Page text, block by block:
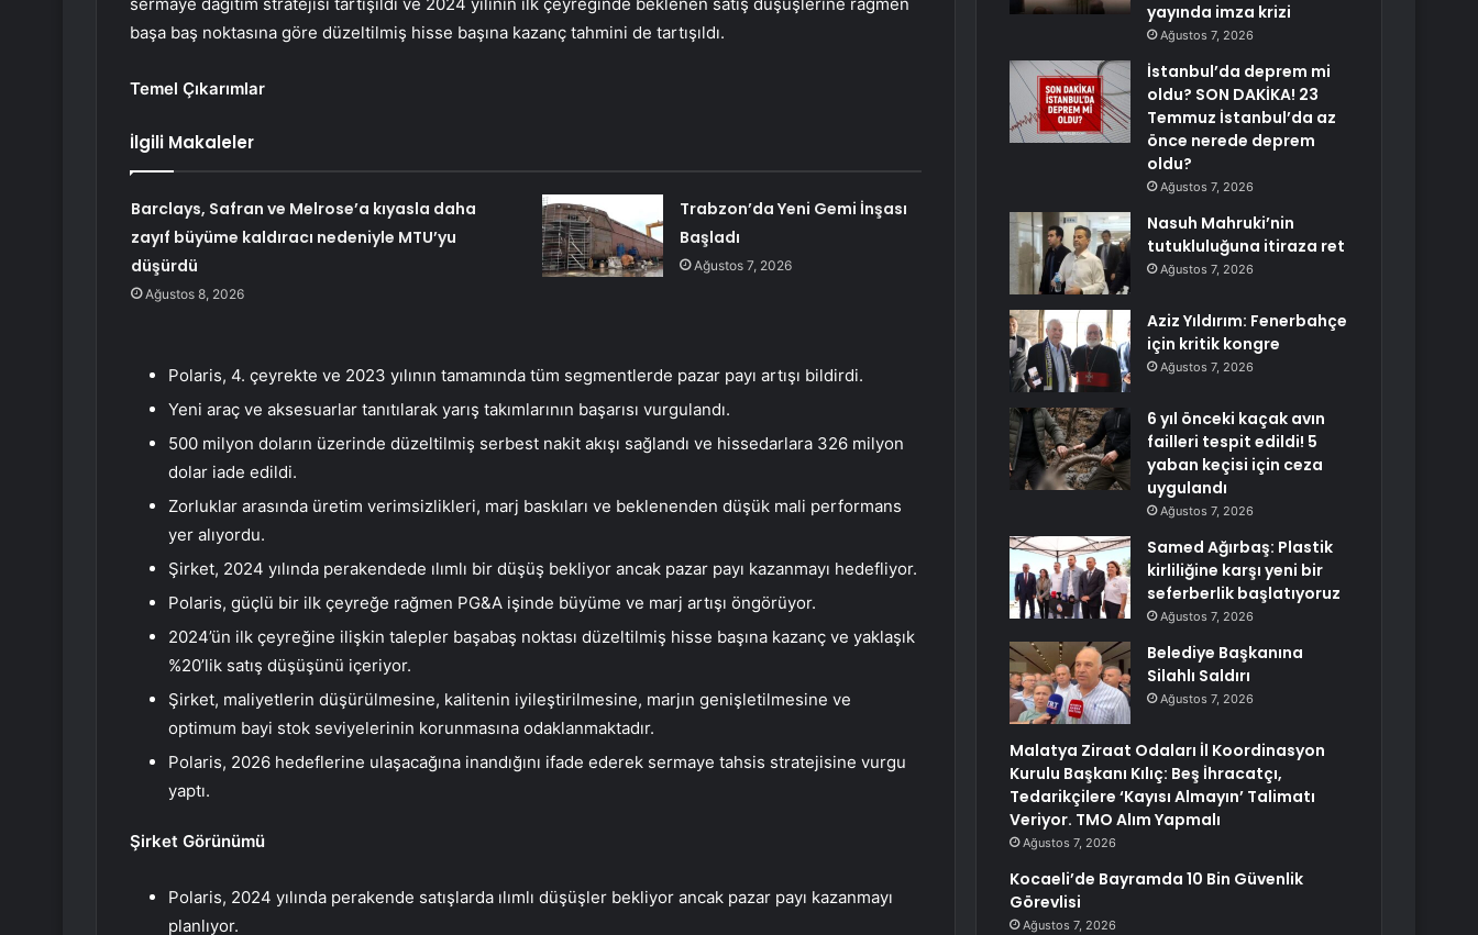
başa baş noktasına göre düzeltilmiş hisse başına kazanç tahmini de tartışıldı.
Temel Çıkarımlar
İlgili Makaleler
Barclays, Safran ve Melrose’a kıyasla daha
zayıf büyüme kaldıracı nedeniyle MTU’yu
düşürdü
Ağustos 8, 2026
Trabzon’da Yeni Gemi İnşası
Başladı
Ağustos 7, 2026
Polaris, 4. çeyrekte ve 2023 yılının tamamında tüm segmentlerde pazar payı artışı bildirdi.
Yeni araç ve aksesuarlar tanıtılarak yarış takımlarının başarısı vurgulandı.
500 milyon doların üzerinde düzeltilmiş serbest nakit akışı sağlandı ve hissedarlara 326 milyon
dolar iade edildi.
Zorluklar arasında üretim verimsizlikleri, marj baskıları ve beklenenden düşük mali performans
yer alıyordu.
Şirket, 2024 yılında perakendede ılımlı bir düşüş bekliyor ancak pazar payı kazanmayı hedefliyor.
Polaris, güçlü bir ilk çeyreğe rağmen PG&A işinde büyüme ve marj artışı öngörüyor.
2024’ün ilk çeyreğine ilişkin talepler başabaş noktası düzeltilmiş hisse başına kazanç ve yaklaşık
%20’lik satış düşüşünü içeriyor.
Şirket, maliyetlerin düşürülmesine, kalitenin iyileştirilmesine, marjın genişletilmesine ve
optimum bayi stok seviyelerinin korunmasına odaklanmaktadır.
Polaris, 2026 hedeflerine ulaşacağına inandığını ifade ederek sermaye tahsis stratejisine vurgu
yaptı.
Şirket Görünümü
Polaris, 2024 yılında perakende satışlarda ılımlı düşüşler bekliyor ancak pazar payı kazanmayı
planlıyor.
yayında imza krizi
Ağustos 7, 2026
İstanbul’da deprem mi
oldu? SON DAKİKA! 23
Temmuz İstanbul’da az
önce nerede deprem
oldu?
Ağustos 7, 2026
Nasuh Mahruki’nin
tutukluluğuna itiraza ret
Ağustos 7, 2026
Aziz Yıldırım: Fenerbahçe
için kritik kongre
Ağustos 7, 2026
6 yıl önceki kaçak avın
failleri tespit edildi! 5
yaban keçisi için ceza
uygulandı
Ağustos 7, 2026
Samed Ağırbaş: Plastik
kirliliğine karşı yeni bir
seferberlik başlatıyoruz
Ağustos 7, 2026
Belediye Başkanına
Silahlı Saldırı
Ağustos 7, 2026
Malatya Ziraat Odaları İl Koordinasyon
Kurulu Başkanı Kılıç: Beş İhracatçı,
Tedarikçilere ‘Kayısı Almayın’ Talimatı
Veriyor. TMO Alım Yapmalı
Ağustos 7, 2026
Kocaeli’de Bayramda 10 Bin Güvenlik
Görevlisi
Ağustos 7, 2026